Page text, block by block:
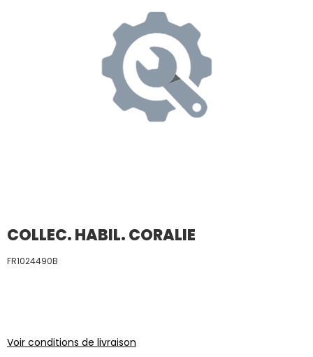
COLLEC. HABIL. CORALIE
FR1024490B
Voir conditions de livraison